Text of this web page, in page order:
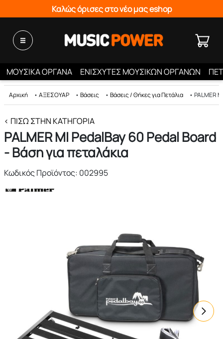
Καλώς όρισες στο νέο μας eshop
ΜΟΥΣΙΚΑ ΟΡΓΑΝΑ ΕΝΙΣΧΥΤΕΣ ΜΟΥΣΙΚΩΝ ΟΡΓΑΝΩΝ
Αρχική • ΑΞΕΣΟΥΑΡ • Βάσεις • Βάσεις / Θήκες για Πετάλια • PALMER
< ΠΊΣΩ ΣΤΗΝ ΚΑΤΗΓΟΡΊΑ
PALMER MI PedalBay 60 Pedal Board
- Βάση για πεταλάκια
Κωδικός Προϊόντος: 002995